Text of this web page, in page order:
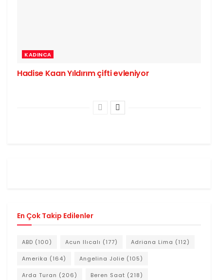
KADINCA
Hadise Kaan Yıldırım çifti evleniyor
En Çok Takip Edilenler
ABD (100) Acun Ilıcalı (177) Adriana Lima (112)
Amerika (164) Angelina Jolie (105)
Arda Turan (206) Beren Saat (218)